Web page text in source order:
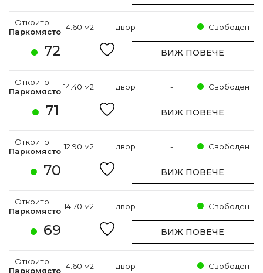
72
Открито
Паркомясто 14.60 м2 двор - Свободен
ВИЖ ПОВЕЧЕ
71
Открито
Паркомясто 14.40 м2 двор - Свободен
ВИЖ ПОВЕЧЕ
70
Открито
Паркомясто 12.90 м2 двор - Свободен
ВИЖ ПОВЕЧЕ
69
Открито
Паркомясто 14.70 м2 двор - Свободен
ВИЖ ПОВЕЧЕ
Открито
Паркомясто 14.60 м2 двор - Свободен